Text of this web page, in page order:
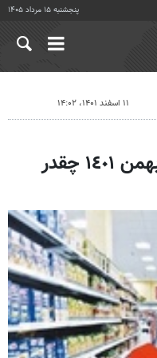
پنجشنبه ۱۵ مرداد ۱۴۰۵
۱۱ اسفند ۱۴۰۱، ۱۴:۰۲
قیمت کالاهای خوراکی در بهمن ١٤٠١ چقدر